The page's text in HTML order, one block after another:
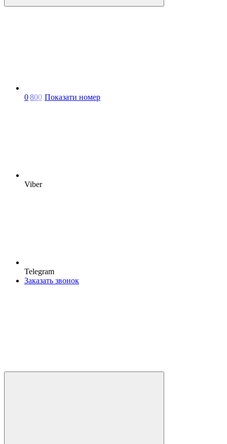
0800 Показати номер
Viber
Telegram
Заказать звонок